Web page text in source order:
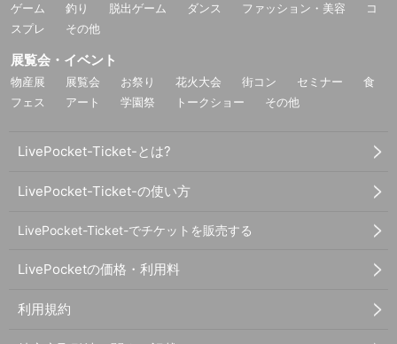
ゲーム
釣り 脱出ゲーム ダンス ファッション・美容
コ
スプレ
その他
展覧会・イベント
物産展 展覧会 お祭り 花火大会 街コン セミナー
食
フェス
アート 学園祭 トークショー その他
LivePocket-Ticket-とは?
LivePocket-Ticket-の使い方
LivePocket-Ticket-でチケットを販売する
LivePocketの価格・利用料
利用規約